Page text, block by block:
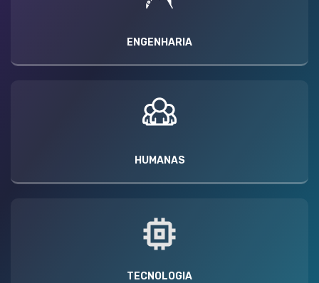
ENGENHARIA
HUMANAS
TECNOLOGIA